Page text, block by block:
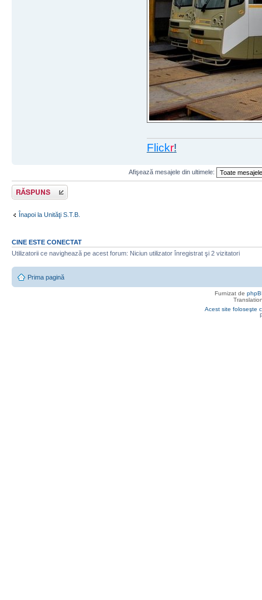
Flickr!
Afişează mesajele din ultimele:
Răspunde
Înapoi la Unităţi S.T.B.
CINE ESTE CONECTAT
Utilizatorii ce navighează pe acest forum: Niciun utilizator înregistrat şi 2 vizitatori
Prima pagină
Furnizat de
Acest site foloseşte